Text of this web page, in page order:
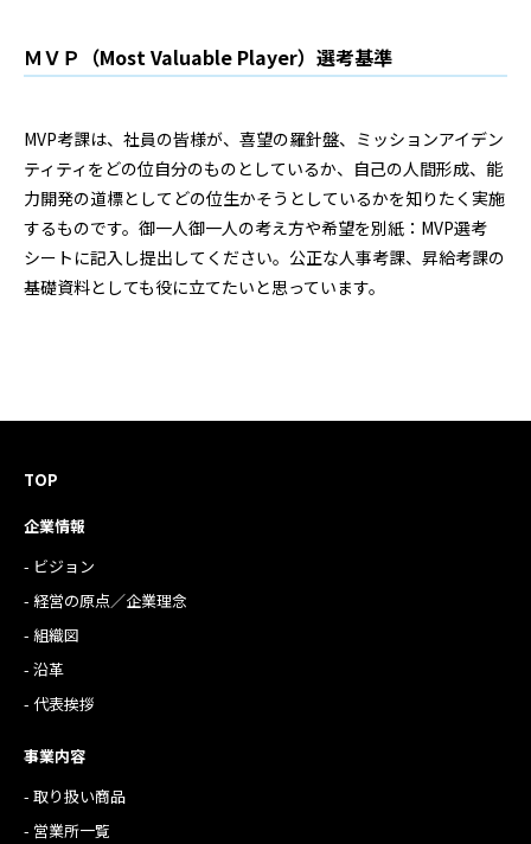
ＭＶＰ（Most Valuable Player）選考基準
MVP考課は、社員の皆様が、喜望の羅針盤、ミッションアイデン
ティティをどの位自分のものとしているか、自己の人間形成、能
力開発の道標としてどの位生かそうとしているかを知りたく実施
するものです。御一人御一人の考え方や希望を別紙：MVP選考
シートに記入し提出してください。公正な人事考課、昇給考課の
基礎資料としても役に立てたいと思っています。
TOP
企業情報
- ビジョン
- 経営の原点／企業理念
- 組織図
- 沿革
- 代表挨拶
事業内容
- 取り扱い商品
- 営業所一覧